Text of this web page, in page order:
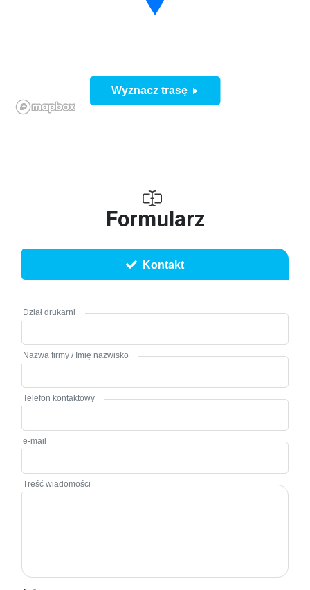
Wyznacz trasę
Formularz
Kontakt
Dział drukarni
Nazwa firmy / Imię nazwisko
Telefon kontaktowy
e-mail
Treść wiadomości